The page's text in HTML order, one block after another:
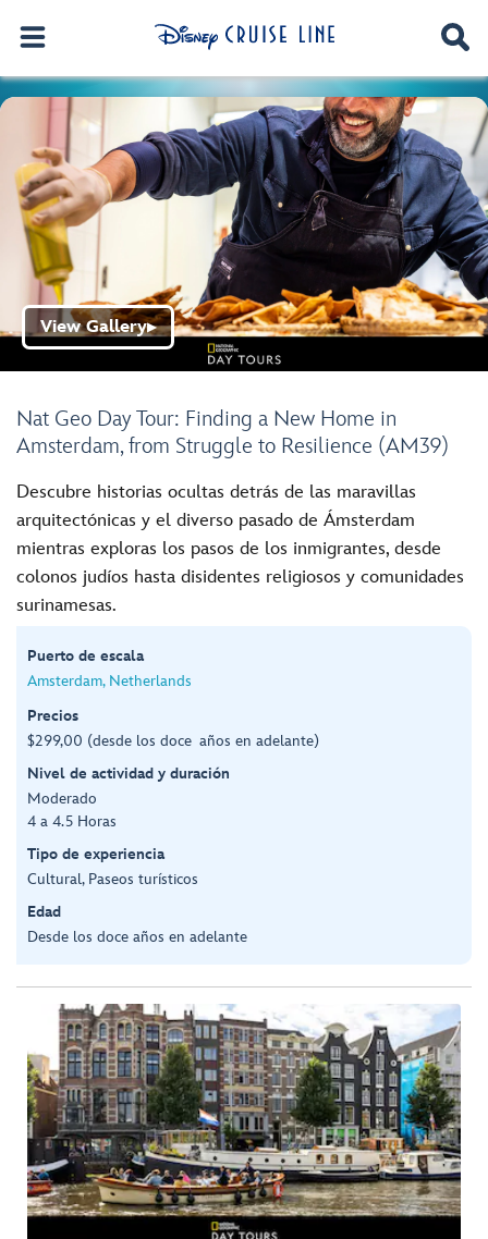
Nat Geo Day Tour: Finding a New Home in
Amsterdam, from Struggle to Resilience (AM39)
View Gallery▶
Descubre historias ocultas detrás de las maravillas
arquitectónicas y el diverso pasado de Ámsterdam
mientras exploras los pasos de los inmigrantes, desde
colonos judíos hasta disidentes religiosos y comunidades
surinamesas.
Puerto de escala
Amsterdam, Netherlands
Precios
$299,00 (desde los doce años en adelante)
Nivel de actividad y duración
Moderado
4 a 4.5 Horas
Tipo de experiencia
Cultural, Paseos turísticos
Edad
Desde los doce años en adelante